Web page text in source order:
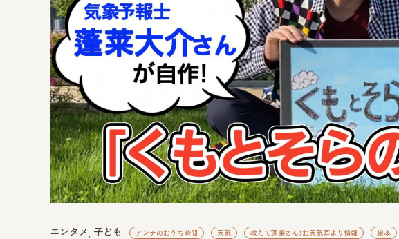
エンタメ 子ども アンナのおうち時間 天気 教えて蓬莱さん！お天気耳より情報 絵本